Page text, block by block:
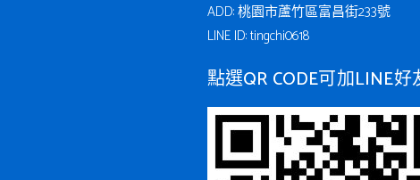
ADD: 桃園市蘆竹區富昌街233號
LINE ID: tingchi0618
點選QR CODE可加LINE好